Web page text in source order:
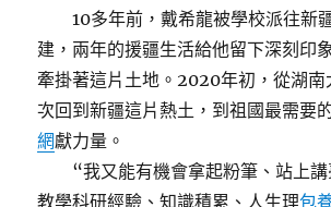
10多年前，戴希龍被學校派往新
建，兩年的援疆生活給他留下深刻印
牽掛著這片土地。2020年初，從湖南
次回到新疆這片熱土，到祖國最需要
網獻力量。
“我又能有機會拿起粉筆、站上講
教學科研經驗、知識積累、人生理包